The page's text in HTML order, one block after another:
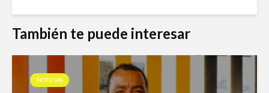
También te puede interesar
NOTICIAS